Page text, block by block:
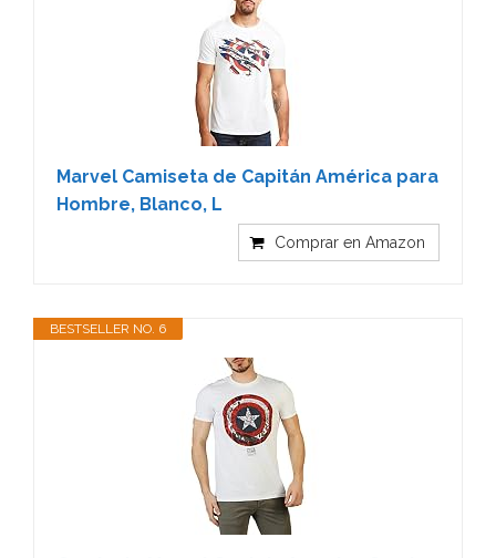
Marvel Camiseta de Capitán América para
Hombre, Blanco, L
Comprar en Amazon
BESTSELLER NO. 6